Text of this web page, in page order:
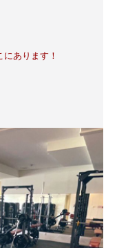
あります！